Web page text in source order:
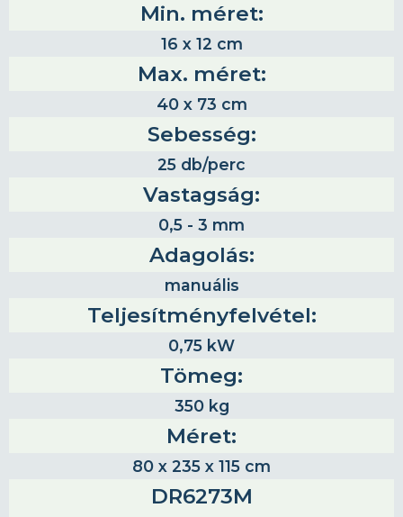
Min. méret:
16 x 12 cm
Max. méret:
40 x 73 cm
Sebesség:
25 db/perc
Vastagság:
0,5 - 3 mm
Adagolás:
manuális
Teljesítményfelvétel:
0,75 kW
Tömeg:
350 kg
Méret:
80 x 235 x 115 cm
DR6273M